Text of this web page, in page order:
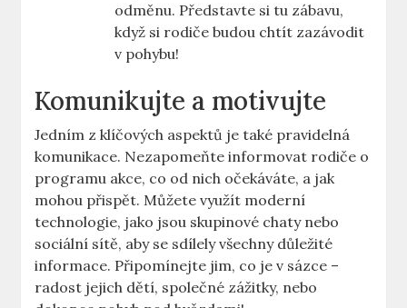
odměnu. Představte si tu zábavu,
když si⁣ rodiče budou chtít zazávodit
v⁢ pohybu!
Komunikujte a motivujte
Jedním z klíčových aspektů je také pravidelná‌
komunikace. Nezapomeňte informovat rodiče o
programu akce, co od nich očekáváte, a jak
mohou přispět. Můžete využít moderní
technologie, jako jsou skupinové chaty nebo
sociální sítě, aby se sdílely všechny důležité⁣
informace. Připomínejte jim, co je v sázce –
radost jejich dětí, společné‍ zážitky, ⁢nebo